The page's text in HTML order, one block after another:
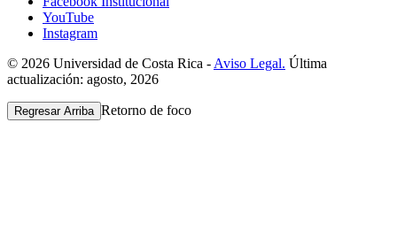
YouTube
Instagram
© 2026 Universidad de Costa Rica - Aviso Legal. Última
actualización: agosto, 2026
Regresar Arriba Retorno de foco